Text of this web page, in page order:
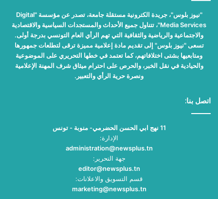
"نيوز بلوس"، جريدة الكترونية مستقلة جامعة، تصدر عن مؤسسة "Digital
Media Services"، تتناول جميع الأحداث والمستجدات السياسية والاقتصادية
والاجتماعية والرياضية والثقافية التي تهم الرأي العام التونسي بدرجة أولى.
تسعى "نيوز بلوس" إلى تقديم مادة إعلامية مميزة ترقى لتطلعات جمهورها
ومتابعيها بشتى اختلافاتهم، كما تعتمد في خطها التحريري على الموضوعية
والحيادية في نقل الخبر، والحرص على احترام ميثاق شرف المهنة الإعلامية
ونصرة حرية الرأي والتعبير.
اتصل بنا:
11 نهج ابي الحسن الحضرمي- منوبة - تونس
الإدارة:
administration@newsplus.tn
جهة التحرير:
editor@newsplus.tn
قسم التسويق والاعلانات:
marketing@newsplus.tn